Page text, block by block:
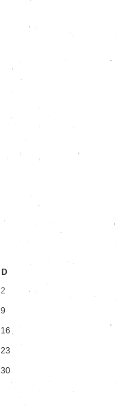
D
2
9
16
23
30